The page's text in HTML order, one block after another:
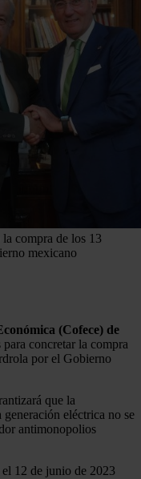
compra de los 13
mexicano
(Cofece) de
concretar la compra
por el Gobierno
que la
eléctrica no se
antimonopolios
12 de junio de 2023